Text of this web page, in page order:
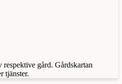
gård. Gårdskartan
tjänster.